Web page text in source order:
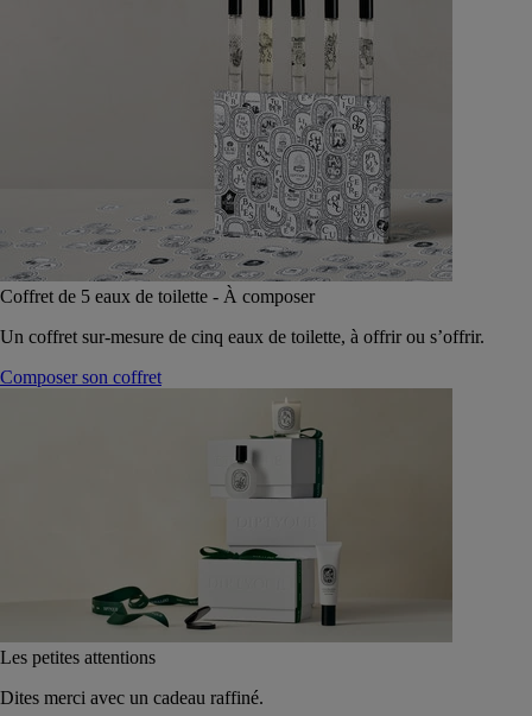
Coffret de 5 eaux de toilette - À composer
Un coffret sur-mesure de cinq eaux de toilette, à offrir ou s’offrir.
Composer son coffret
Les petites attentions
Dites merci avec un cadeau raffiné.